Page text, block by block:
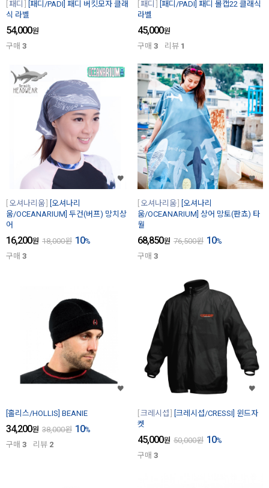
패디
[패디/PADI] 패디 버킷모자 클래
식 라벨
54,000원
구매 3
패디
[패디/PADI] 패디 볼캡22 클래식
라벨
45,000원
구매 3 리뷰 1
오셔나리움
[오셔나리
움/OCEANARIUM] 두건(버프) 망치상
어
16,200원 18,000원 10%
구매 3
오셔나리움
[오셔나리
움/OCEANARIUM] 상어 망토(판쵸) 타
월
68,850원 76,500원 10%
구매 3
[홀리스/HOLLIS] BEANIE
34,200원 38,000원 10%
구매 3 리뷰 2
크레시섭
[크레시섭/CRESSI] 윈드자
켓
45,000원 50,000원 10%
구매 3